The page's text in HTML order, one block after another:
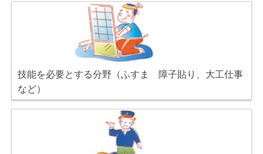
技能を必要とする分野（ふすま 障子貼り、大工仕事
など）